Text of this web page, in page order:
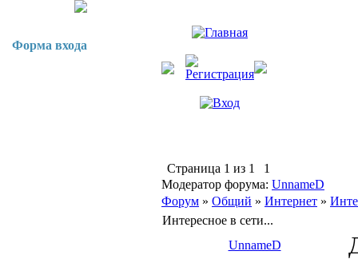
Форма входа
Страница 1 из 1
1
Модератор форума: UnnameD
Форум » Общий » Интернет »
Интересное в сети...
UnnameD